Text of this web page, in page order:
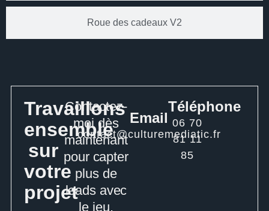
Roue des cadeaux V2
Travaillons
ensemble
sur
votre
projet
Contactez-
moi dès
maintenant
pour capter
plus de
leads avec
le jeu.
Email
contact@culturemediatic.fr
Téléphone
06 70
81 11
85